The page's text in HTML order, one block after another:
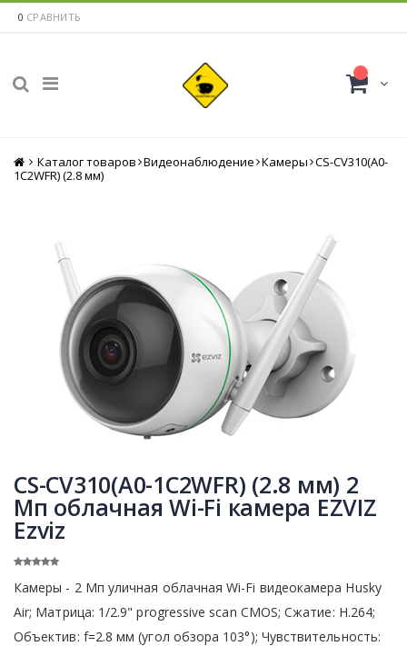
0 СРАВНИТЬ
Главная
Каталог товаров Видеонаблюдение Камеры CS-CV310(A0-
1C2WFR) (2.8 мм)
CS-CV310(A0-1C2WFR) (2.8 мм) 2
Мп облачная Wi-Fi камера EZVIZ
Ezviz
Камеры - 2 Мп уличная облачная Wi-Fi видеокамера Husky
Air; Матрица: 1/2.9" progressive scan CMOS; Сжатие: Н.264;
Объектив: f=2.8 мм (угол обзора 103°); Чувствительность: